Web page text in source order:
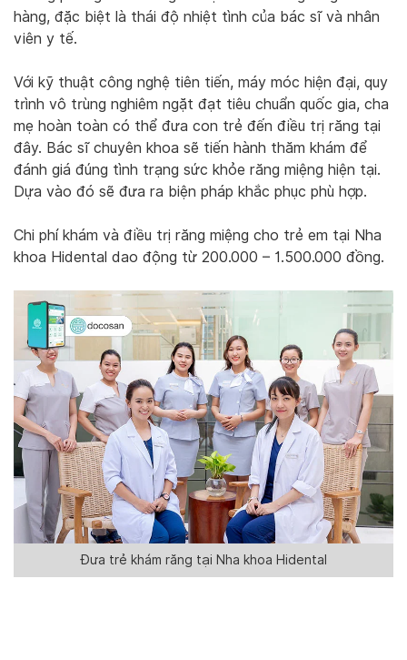
hàng, đặc biệt là thái độ nhiệt tình của bác sĩ và nhân
viên y tế.
Với kỹ thuật công nghệ tiên tiến, máy móc hiện đại, quy
trình vô trùng nghiêm ngặt đạt tiêu chuẩn quốc gia, cha
mẹ hoàn toàn có thể đưa con trẻ đến điều trị răng tại
đây. Bác sĩ chuyên khoa sẽ tiến hành thăm khám để
đánh giá đúng tình trạng sức khỏe răng miệng hiện tại.
Dựa vào đó sẽ đưa ra biện pháp khắc phục phù hợp.
Chi phí khám và điều trị răng miệng cho trẻ em tại Nha
khoa Hidental dao động từ 200.000 – 1.500.000 đồng.
Đưa trẻ khám răng tại Nha khoa Hidental